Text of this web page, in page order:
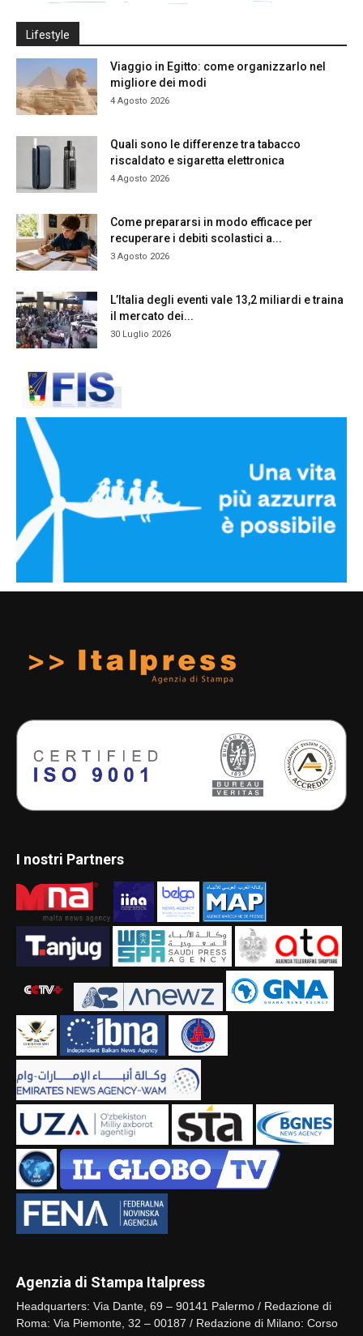
Lifestyle
Viaggio in Egitto: come organizzarlo nel
migliore dei modi
4 Agosto 2026
Quali sono le differenze tra tabacco
riscaldato e sigaretta elettronica
4 Agosto 2026
Come prepararsi in modo efficace per
recuperare i debiti scolastici a...
3 Agosto 2026
L’Italia degli eventi vale 13,2 miliardi e traina
il mercato dei...
30 Luglio 2026
I nostri Partners
Agenzia di Stampa Italpress
Headquarters: Via Dante, 69 – 90141 Palermo / Redazione di
Roma: Via Piemonte, 32 – 00187 / Redazione di Milano: Corso